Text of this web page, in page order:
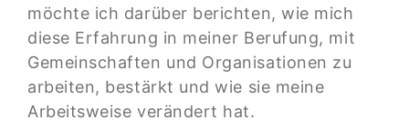
möchte ich darüber berichten, wie mich
diese Erfahrung in meiner Berufung, mit
Gemeinschaften und Organisationen zu
arbeiten, bestärkt und wie sie meine
Arbeitsweise verändert hat.